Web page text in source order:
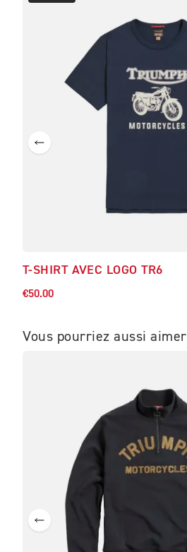
T-SHIRT AVEC LOGO TR6
€50.00
Vous pourriez aussi aimer